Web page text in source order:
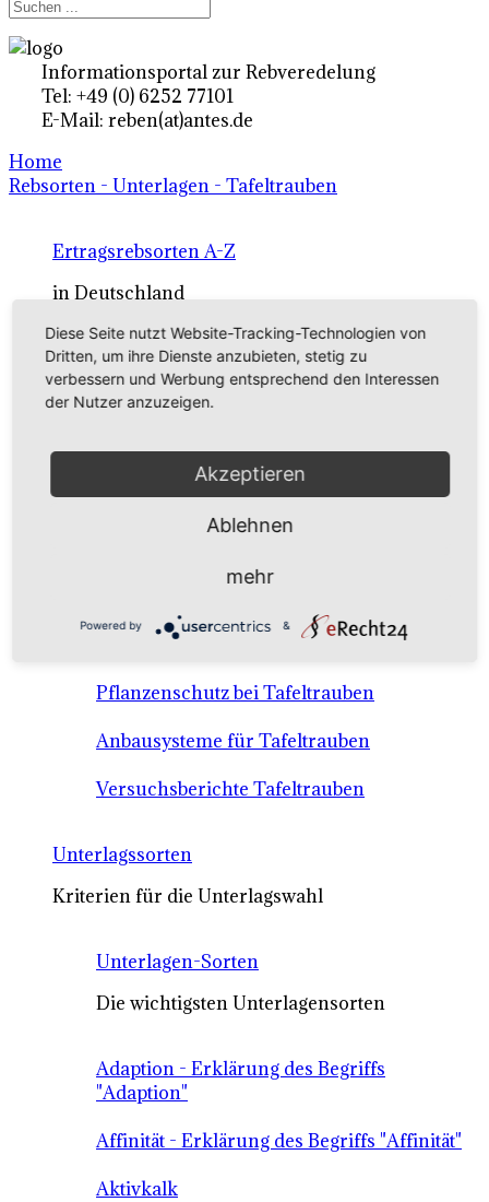
Informationsportal zur Rebveredelung
Tel: +49 (0) 6252 77101
E-Mail: reben(at)antes.de
Home
Rebsorten - Unterlagen - Tafeltrauben
Ertragsrebsorten A-Z
in Deutschland
Rebsorten international
externe Links
Tafeltraubensorten
Tafeltrauben A-Z Sortenbeschreibungen
Tafeltraubenanbau - rechtliche
Voraussetzungen
Pflanzenschutz bei Tafeltrauben
Anbausysteme für Tafeltrauben
Versuchsberichte Tafeltrauben
Unterlagssorten
Kriterien für die Unterlagswahl
Unterlagen-Sorten
Die wichtigsten Unterlagensorten
Adaption - Erklärung des Begriffs
"Adaption"
Affinität - Erklärung des Begriffs "Affinität"
Aktivkalk
Diese Seite nutzt Website-Tracking-Technologien von
Dritten, um ihre Dienste anzubieten, stetig zu
verbessern und Werbung entsprechend den Interessen
der Nutzer anzuzeigen.
Akzeptieren
Ablehnen
mehr
Powered by &